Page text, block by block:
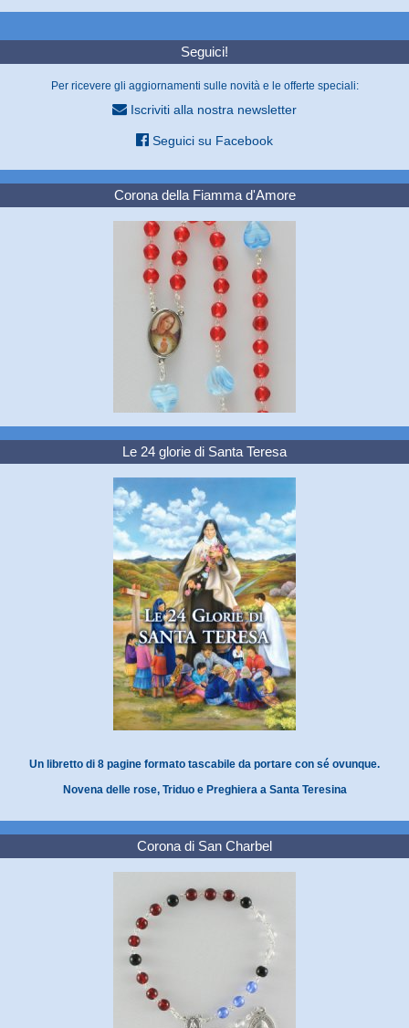
Seguici!
Per ricevere gli aggiornamenti sulle novità e le offerte speciali:
Iscriviti alla nostra newsletter
Seguici su Facebook
Corona della Fiamma d'Amore
Le 24 glorie di Santa Teresa
Un libretto di 8 pagine formato tascabile da portare con sé ovunque.
Novena delle rose, Triduo e Preghiera a Santa Teresina
Corona di San Charbel